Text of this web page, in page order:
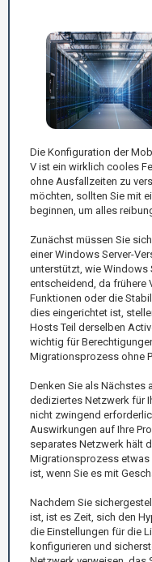
Die Konfiguration der
V ist ein wirklich cooles
ohne Ausfallzeiten zu
möchten, sollten Sie mit
beginnen, um alles
Zunächst müssen Sie
einer Windows Server-
unterstützt, wie Windows
entscheidend, da frühere
Funktionen oder die
dies eingerichtet ist,
Hosts Teil derselben
wichtig für
Migrationsprozess ohne
Denken Sie als Nächstes
dediziertes Netzwerk für
nicht zwingend
Auswirkungen auf Ihre
separates Netzwerk hält
Migrationsprozess etwas
ist, wenn Sie es mit
Nachdem Sie
ist, ist es Zeit, sich den
die Einstellungen für die
konfigurieren und